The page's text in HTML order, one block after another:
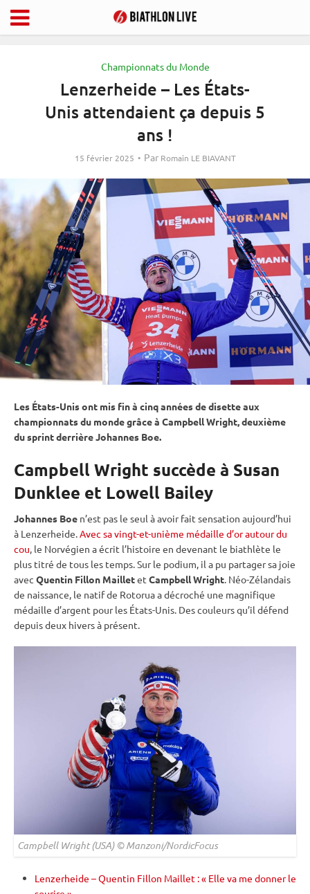
Championnats du Monde
Lenzerheide – Les États-
Unis attendaient ça depuis 5
ans !
15 février 2025 Par Romain LE BIAVANT
Les États-Unis ont mis fin à cinq années de disette aux
championnats du mondegrâce à Campbell Wright, deuxième
dusprintderrière Johannes Boe.
Campbell Wright succède à Susan
Dunklee et Lowell Bailey
Johannes Boe n’est pas le seul à avoir fait sensation aujourd’hui
à Lenzerheide.Avec sa vingt-et-unième médaille d’or autour du
cou, le Norvégien a écrit l’histoire en devenant le biathlète le
plus titré de tous les temps. Sur le podium, il a pu partager sa joie
avec Quentin Fillon Mailletet Campbell Wright. Néo-Zélandais
de naissance, le natif de Rotorua a décroché une magnifique
médaille d’argent pour les États-Unis. Des couleurs qu’il défend
depuis deux hivers à présent.
Campbell Wright (USA) © Manzoni/NordicFocus
Lenzerheide – Quentin Fillon Maillet : « Elle va me donner le